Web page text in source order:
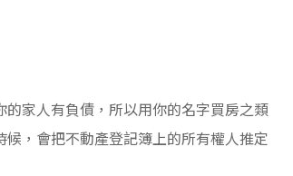
家人有負債，所以用你的名字買房之類
，會把不動產登記簿上的所有權人推定